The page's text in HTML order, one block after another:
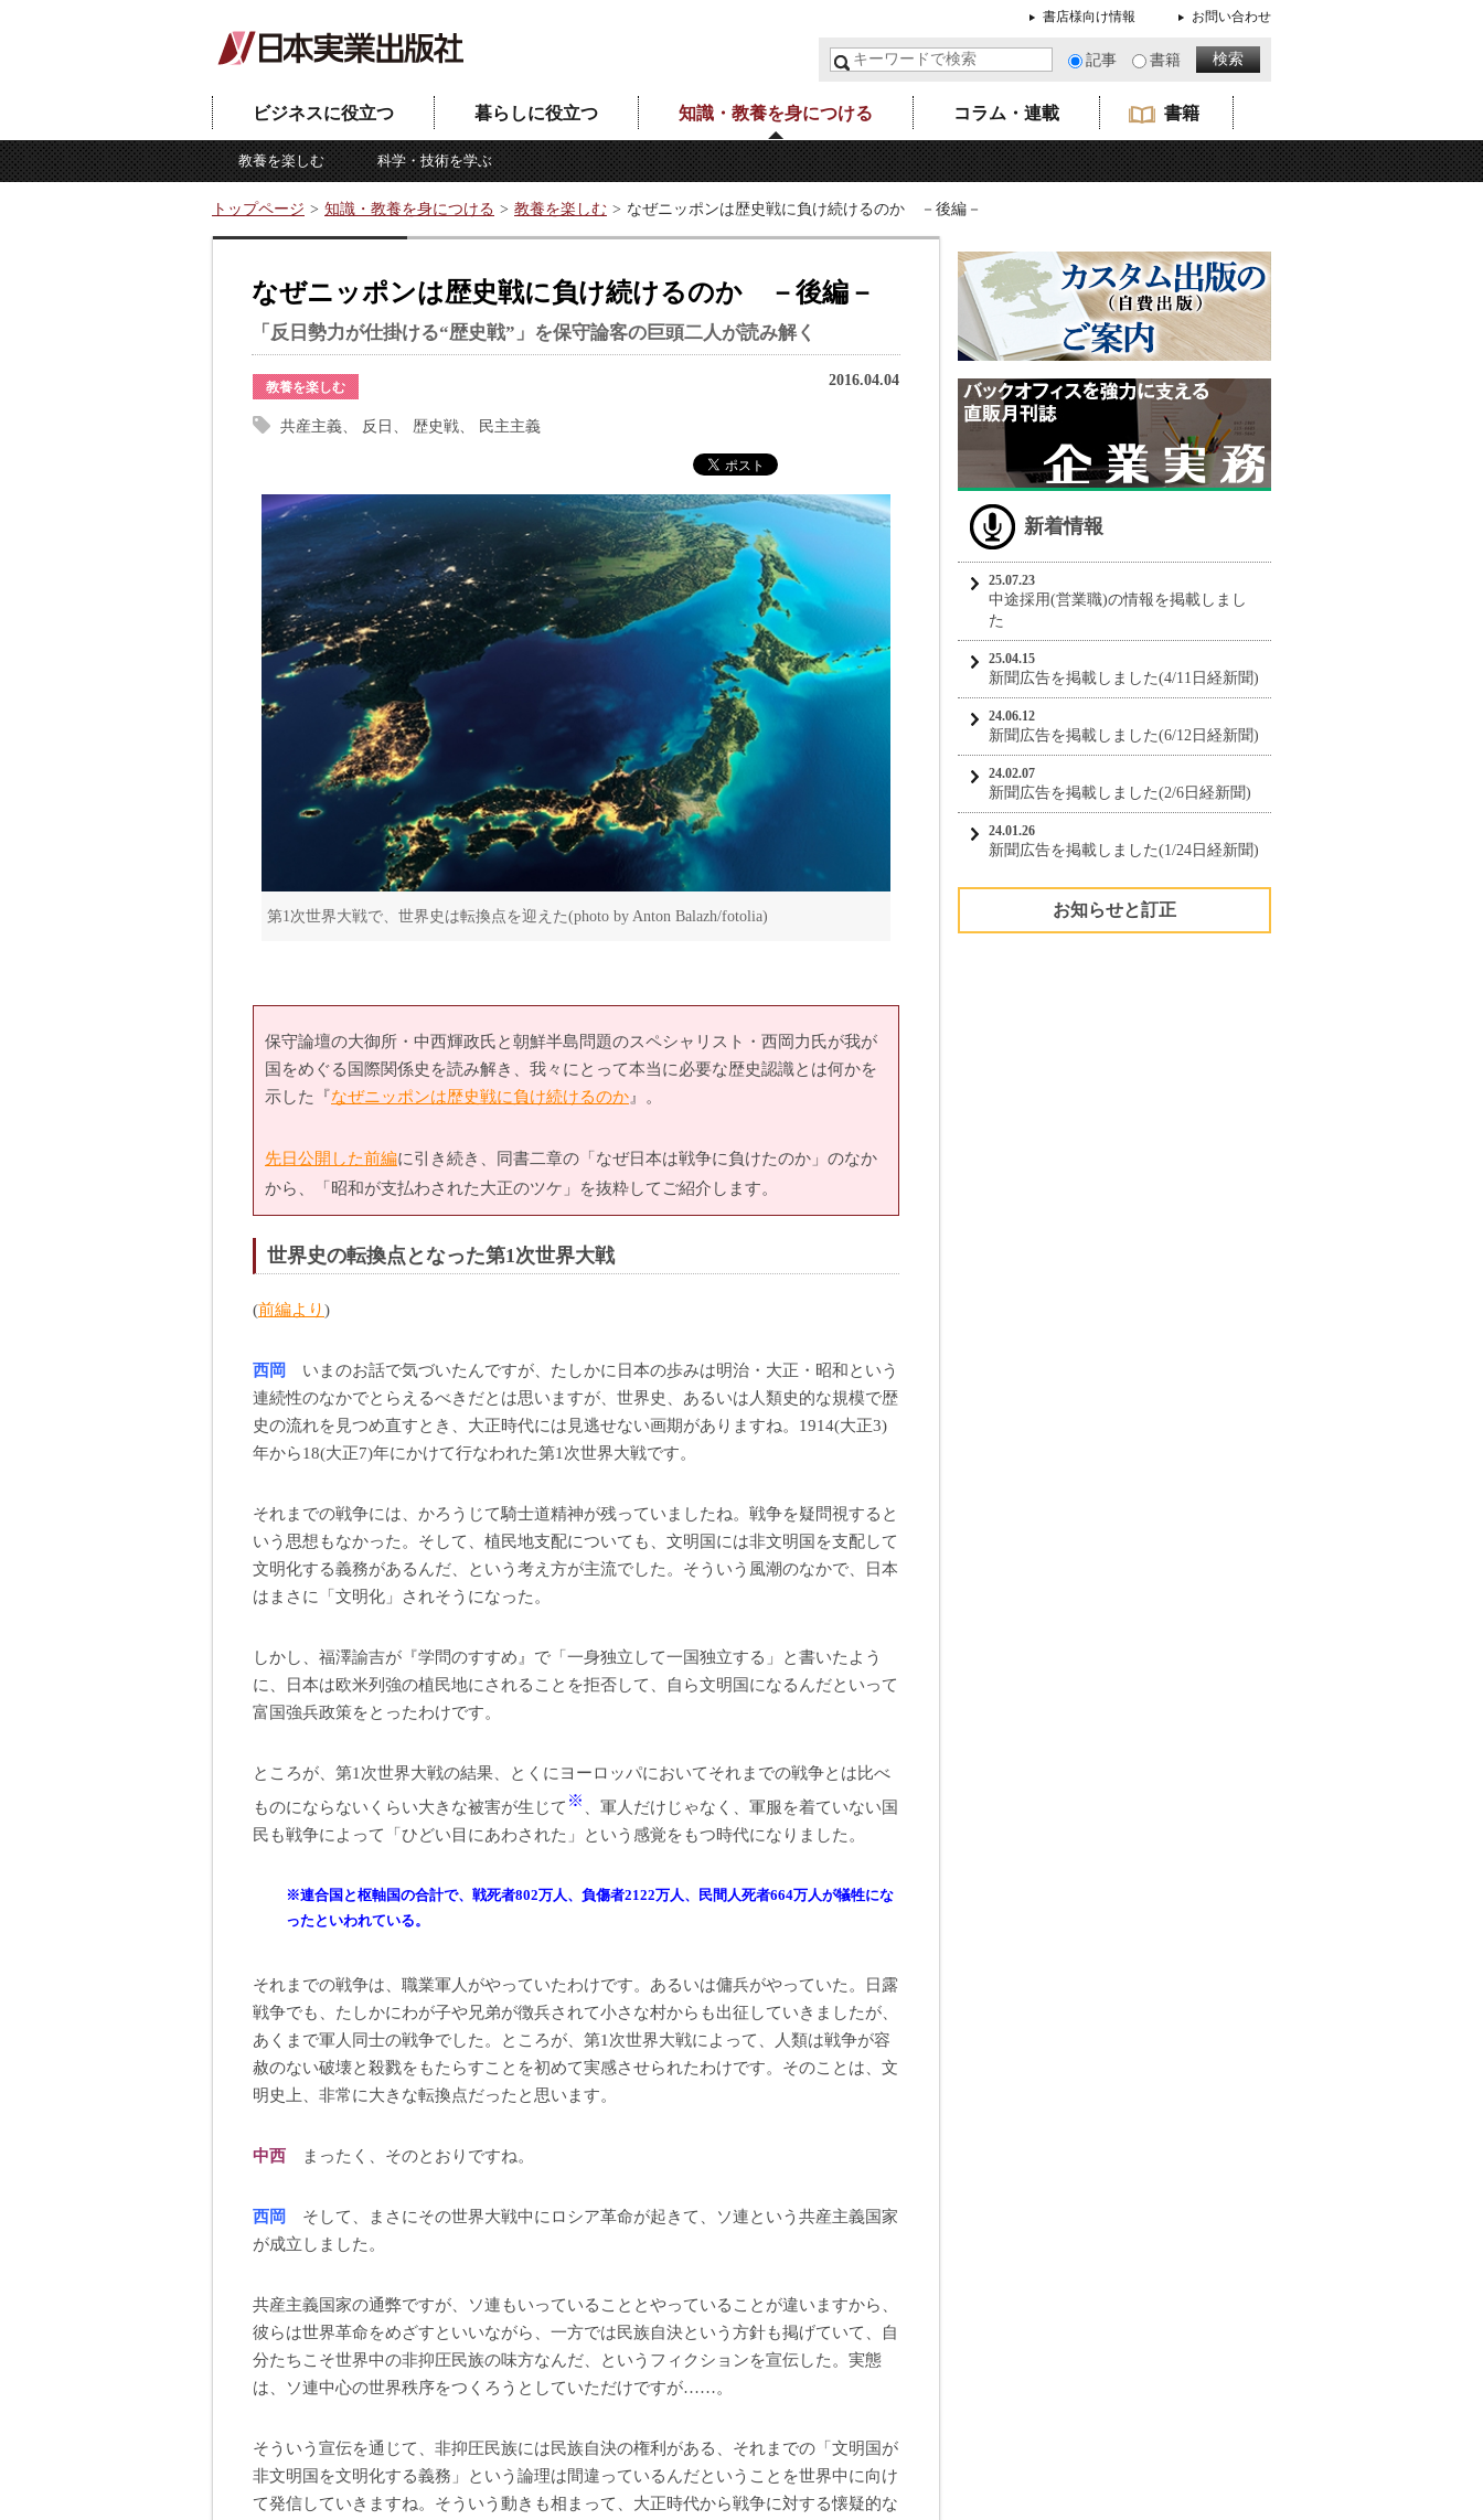
書店様向け情報 お問い合わせ
記事 書籍
ビジネスに役立つ 暮らしに役立つ 知識・教養を身につける
教養を楽しむ 科学・技術を学ぶ
コラム・連載 書籍
トップページ 知識・教養を身につける 教養を楽しむ なぜニッポンは歴史戦に負け続けるのか －後編－
なぜニッポンは歴史戦に負け続けるのか －後編－
「反日勢力が仕掛ける“歴史戦”」を保守論客の巨頭二人が読み解く
教養を楽しむ
共産主義 反日 歴史戦 民主主義
2016.04.04
第1次世界大戦で、世界史は転換点を迎えた(photo by Anton Balazh/fotolia)
保守論壇の大御所・中西輝政氏と朝鮮半島問題のスペシャリスト・西岡力氏が我が
国をめぐる国際関係史を読み解き、我々にとって本当に必要な歴史認識とは何かを
示した『なぜニッポンは歴史戦に負け続けるのか 』。
先日公開した前編に引き続き、同書二章の「なぜ日本は戦争に負けたのか」のなか
から、「昭和が支払わされた大正のツケ」を抜粋してご紹介します。
世界史の転換点となった第1次世界大戦
(前編より)
西岡
いまのお話で気づいたんですが、たしかに日本の歩みは明治・大正・昭和という
連続性のなかでとらえるべきだとは思いますが、世界史、あるいは人類史的な規模で歴
史の流れを見つめ直すとき、大正時代には見逃せない画期がありますね。1914(大正3)
年から18(大正7)年にかけて行なわれた第1次世界大戦です。
それまでの戦争には、かろうじて騎士道精神が残っていましたね。戦争を疑問視すると
いう思想もなかった。そして、植民地支配についても、文明国には非文明国を支配して
文明化する義務があるんだ、という考え方が主流でした。そういう風潮のなかで、日本
はまさに「文明化」されそうになった。
しかし、福澤諭吉が『学問のすすめ』で「一身独立して一国独立する」と書いたよう
に、日本は欧米列強の植民地にされることを拒否して、自ら文明国になるんだといって
富国強兵政策をとったわけです。
ところが、第1次世界大戦の結果、とくにヨーロッパにおいてそれまでの戦争とは比べ
ものにならないくらい大きな被害が生じて ※
、軍人だけじゃなく、軍服を着ていない国
民も戦争によって「ひどい目にあわされた」という感覚をもつ時代になりました。
※連合国と枢軸国の合計で、戦死者802万人、負傷者2122万人、民間人死者664万人が犠牲にな
ったといわれている。
それまでの戦争は、職業軍人がやっていたわけです。あるいは傭兵がやっていた。日露
戦争でも、たしかにわが子や兄弟が徴兵されて小さな村からも出征していきましたが、
あくまで軍人同士の戦争でした。ところが、第1次世界大戦によって、人類は戦争が容
赦のない破壊と殺戮をもたらすことを初めて実感させられたわけです。そのことは、文
明史上、非常に大きな転換点だったと思います。
中西 まったく、そのとおりですね。
西岡
そして、まさにその世界大戦中にロシア革命が起きて、ソ連という共産主義国家
が成立しました。
共産主義国家の通弊ですが、ソ連もいっていることとやっていることが違いますから、
彼らは世界革命をめざすといいながら、一方では民族自決という方針も掲げていて、自
分たちこそ世界中の非抑圧民族の味方なんだ、というフィクションを宣伝した。実態
は、ソ連中心の世界秩序をつくろうとしていただけですが……。
そういう宣伝を通じて、非抑圧民族には民族自決の権利がある、それまでの「文明国が
非文明国を文明化する義務」という論理は間違っているんだということを世界中に向け
て発信していきますね。そういう動きも相まって、大正時代から戦争に対する懐疑的な
新着情報
25.07.23
中途採用(営業職)の情報を掲載しまし
た
25.04.15
新聞広告を掲載しました(4/11日経新聞)
24.06.12
新聞広告を掲載しました(6/12日経新聞)
24.02.07
新聞広告を掲載しました(2/6日経新聞)
24.01.26
新聞広告を掲載しました(1/24日経新聞)
お知らせと訂正